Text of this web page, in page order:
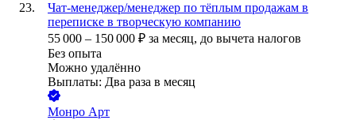
Чат-менеджер/менеджер по тёплым продажам в
переписке в творческую компанию
55 000 – 150 000 ₽ за месяц, до вычета налогов
Без опыта
Можно удалённо
Выплаты: Два раза в месяц
Монро Арт